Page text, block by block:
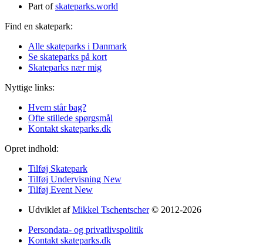
Part ofskateparks.world
Find en skatepark:
Alle skateparks i Danmark
Se skateparks på kort
Skateparks nær mig
Nyttige links:
Hvem står bag?
Ofte stillede spørgsmål
Kontakt skateparks.dk
Opret indhold:
Tilføj Skatepark
Tilføj Undervisning New
Tilføj Event New
Udviklet afMikkel Tschentscher© 2012-2026
Persondata- og privatlivspolitik
Kontakt skateparks.dk